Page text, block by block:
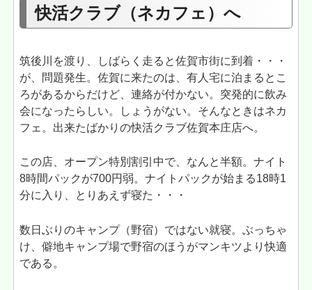
快活クラブ（ネカフェ）へ
筑後川を渡り、しばらく走ると佐賀市街に到着・・・
が、問題発生。佐賀に来たのは、有人宅に泊まるとこ
ろがあるからだけど、連絡が付かない。突発的に飲み
会になったらしい。しょうがない。そんなときはネカ
フェ。出来たばかりの快活クラブ佐賀本庄店へ。
この店、オープン特別割引中で、なんと半額。ナイト
8時間パックが700円弱。ナイトパックが始まる18時1
分に入り、とりあえず寝た・・・
数日ぶりのキャンプ（野宿）ではない就寝。ぶっちゃ
け、僻地キャンプ場で野宿のほうがマンキツより快適
である。